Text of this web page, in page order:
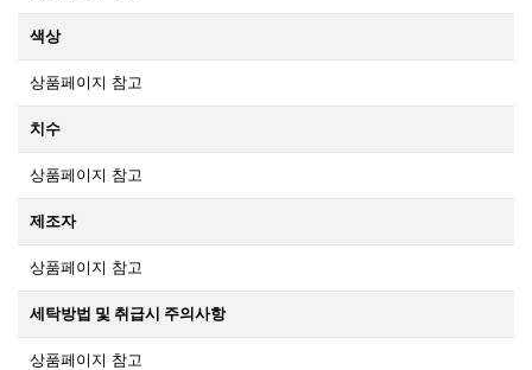
색상
상품페이지 참고
치수
상품페이지 참고
제조자
상품페이지 참고
세탁방법 및 취급시 주의사항
상품페이지 참고